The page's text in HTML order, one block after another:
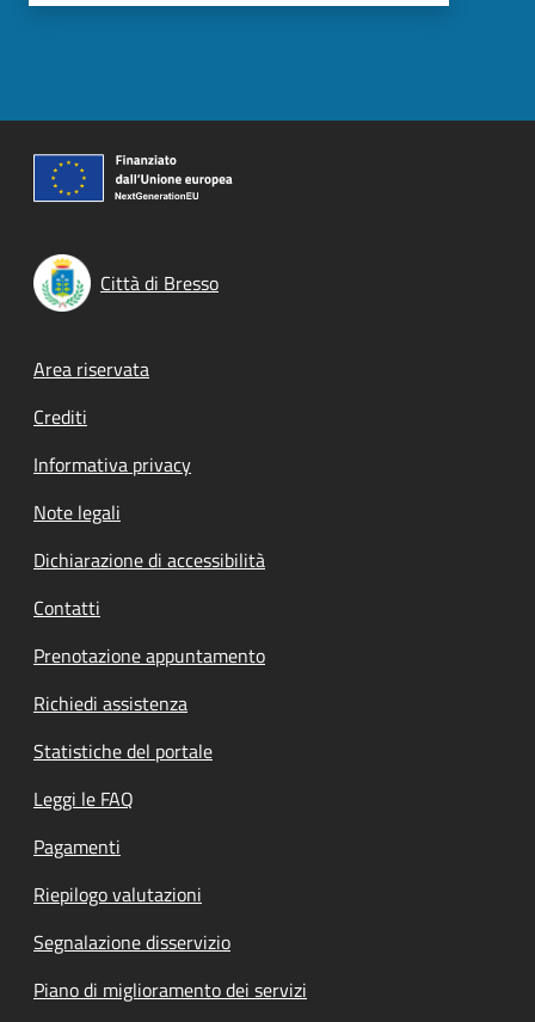
Città di Bresso
Footer menu
Area riservata
Crediti
Informativa privacy
Note legali
Dichiarazione di accessibilità
Contatti
Prenotazione appuntamento
Richiedi assistenza
Statistiche del portale
Leggi le FAQ
Pagamenti
Riepilogo valutazioni
Segnalazione disservizio
Piano di miglioramento dei servizi